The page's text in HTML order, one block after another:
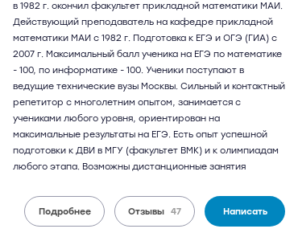
в 1982 г. окончил факультет прикладной математики МАИ.
Действующий преподаватель на кафедре прикладной
математики МАИ с 1982 г. Подготовка к ЕГЭ и ОГЭ (ГИА) с
2007 г. Максимальный балл ученика на ЕГЭ по математике
- 100, по информатике - 100. Ученики поступают в
ведущие технические вузы Москвы. Сильный и контактный
репетитор с многолетним опытом, занимается с
учениками любого уровня, ориентирован на
максимальные результаты на ЕГЭ. Есть опыт успешной
подготовки к ДВИ в МГУ (факультет ВМК) и к олимпиадам
любого этапа. Возможны дистанционные занятия
Подробнее Отзывы 47 Написать